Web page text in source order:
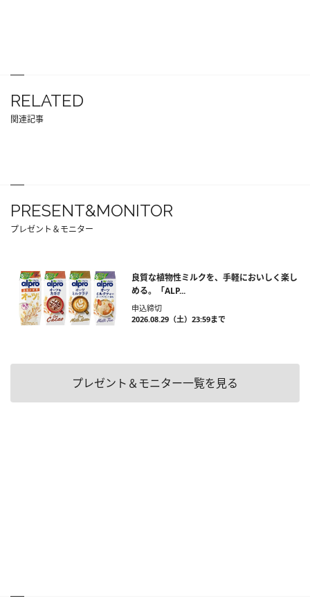
RELATED
関連記事
PRESENT&MONITOR
プレゼント＆モニター
良質な植物性ミルクを、手軽においしく楽し
める。「ALP...
申込締切
2026.08.29（土）23:59まで
プレゼント＆モニター一覧を見る